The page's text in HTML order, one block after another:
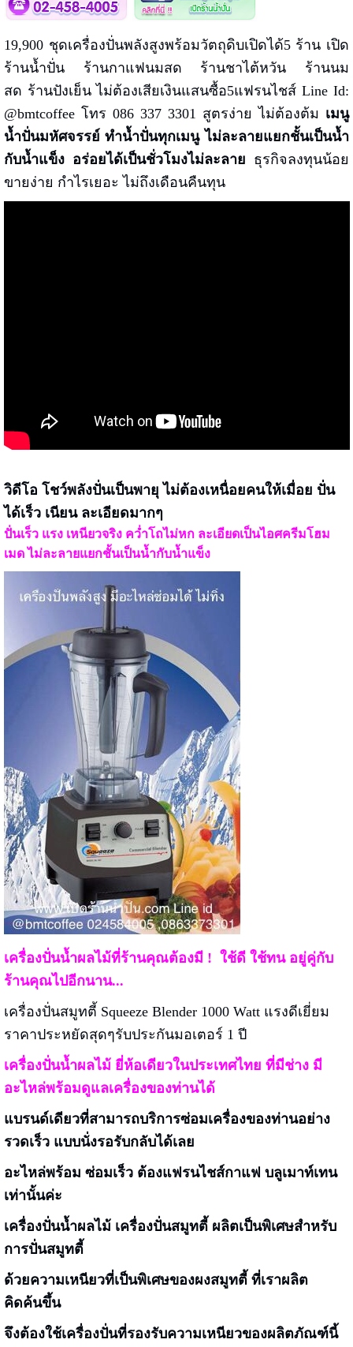
19,900 ชุดเครื่องปั่นพลังสูงพร้อมวัตถุดิบเปิดได้5 ร้าน เปิด
ร้านน้ำปั่น ร้านกาแฟนมสด ร้านชาไต้หวัน ร้านนม
สด ร้านปังเย็น ไม่ต้องเสียเงินแสนซื้อ5แฟรนไชส์ Line Id:
@bmtcoffee โทร 086 337 3301 สูตรง่าย ไม่ต้องต้ม เมนู
น้ำปั่นมหัศจรรย์ ทำน้ำปั่นทุกเมนู ไม่ละลายแยกชั้นเป็นน้ำ
กับน้ำแข็ง อร่อยได้เป็นชั่วโมงไม่ละลาย ธุรกิจลงทุนน้อย
ขายง่าย กำไรเยอะ ไม่ถึงเดือนคืนทุน
วิดีโอ โชว์พลังปั่นเป็นพายุ ไม่ต้องเหนื่อยคนให้เมื่อย ปั่น
ได้เร็ว เนียน ละเอียดมากๆ
ปั่นเร็ว แรง เหนียวจริง คว่ำโถไม่หก ละเอียดเป็นไอศครีมโฮม
เมด ไม่ละลายแยกชั้นเป็นน้ำกับน้ำแข็ง
เครื่องปั่นน้ำผลไม้ที่ร้านคุณต้องมี ! ใช้ดี ใช้ทน อยู่คู่กับ
ร้านคุณไปอีกนาน...
เครื่องปั่นสมูทตี้ Squeeze Blender 1000 Watt แรงดีเยี่ยม
ราคาประหยัดสุดๆรับประกันมอเตอร์ 1 ปี
เครื่องปั่นน้ำผลไม้ ยี่ห้อเดียวในประเทศไทย ที่มีช่าง มี
อะไหล่พร้อมดูแลเครื่องของท่านได้
แบรนด์เดียวที่สามารถบริการซ่อมเครื่องของท่านอย่าง
รวดเร็ว แบบนั่งรอรับกลับได้เลย
อะไหล่พร้อม ซ่อมเร็ว ต้องแฟรนไชส์กาแฟ บลูเมาท์เทน
เท่านั้นค่ะ
เครื่องปั่นน้ำผลไม้ เครื่องปั่นสมูทตี้ ผลิตเป็นพิเศษสำหรับ
การปั่นสมูทตี้
ด้วยความเหนียวที่เป็นพิเศษของผงสมูทตี้ ที่เราผลิต
คิดค้นขึ้น
จึงต้องใช้เครื่องปั่นที่รองรับความเหนียวของผลิตภัณฑ์นี้